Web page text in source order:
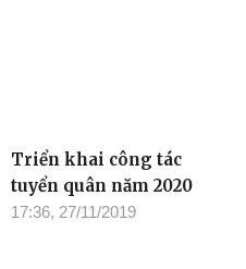
Triển khai công tác
tuyển quân năm 2020
17:36, 27/11/2019